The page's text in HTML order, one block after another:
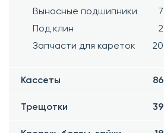
Выносные подшипники
7
Под клин
2
Запчасти для кареток
20
Кассеты 86
Трещотки 39